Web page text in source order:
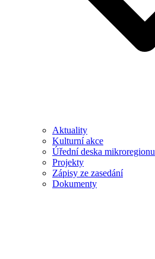
Aktuality
Kulturní akce
Úřední deska mikroregionu
Projekty
Zápisy ze zasedání
Dokumenty